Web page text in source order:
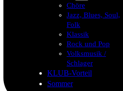
Chöre
Jazz, Blues, Soul,
Folk
Klassik
Rock und Pop
Volksmusik /
Schlager
KLUB-Vorteil
Sommer